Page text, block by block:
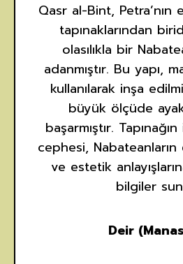
Qasr al-Bint,
tapınaklarından
olasılıkla bir
adanmıştır. Bu yapı,
kullanılarak inşa
büyük ölçüde
başarmıştır.
cephesi,
ve estetik
bilgiler
Deir